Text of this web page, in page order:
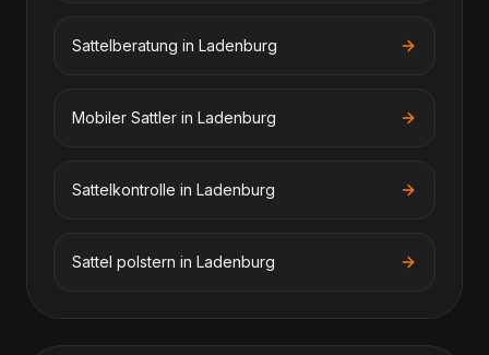
Sattelberatung in Ladenburg
Mobiler Sattler in Ladenburg
Sattelkontrolle in Ladenburg
Sattel polstern in Ladenburg